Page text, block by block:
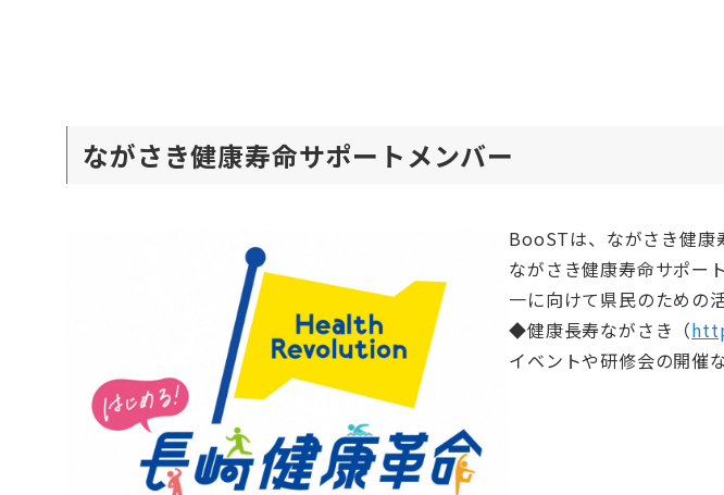
ながさき健康寿命サポートメンバー
BooSTは、ながさき健康
ながさき健康寿命サポー
一に向けて県民のための
◆健康長寿ながさき（
イベントや研修会の開催